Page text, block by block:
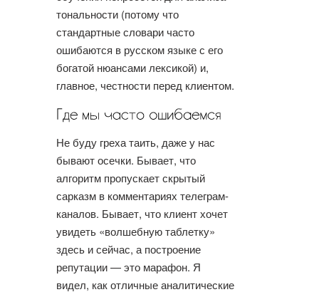
тональности (потому что
стандартные словари часто
ошибаются в русском языке с его
богатой нюансами лексикой) и,
главное, честности перед клиентом.
Не буду греха таить, даже у нас
бывают осечки. Бывает, что
алгоритм пропускает скрытый
сарказм в комментариях телеграм-
каналов. Бывает, что клиент хочет
увидеть «волшебную таблетку»
здесь и сейчас, а построение
репутации — это марафон. Я
видел, как отличные аналитические